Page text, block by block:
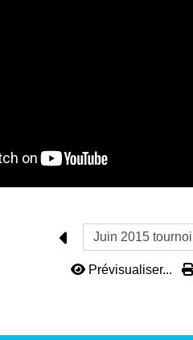
Prévisualiser...